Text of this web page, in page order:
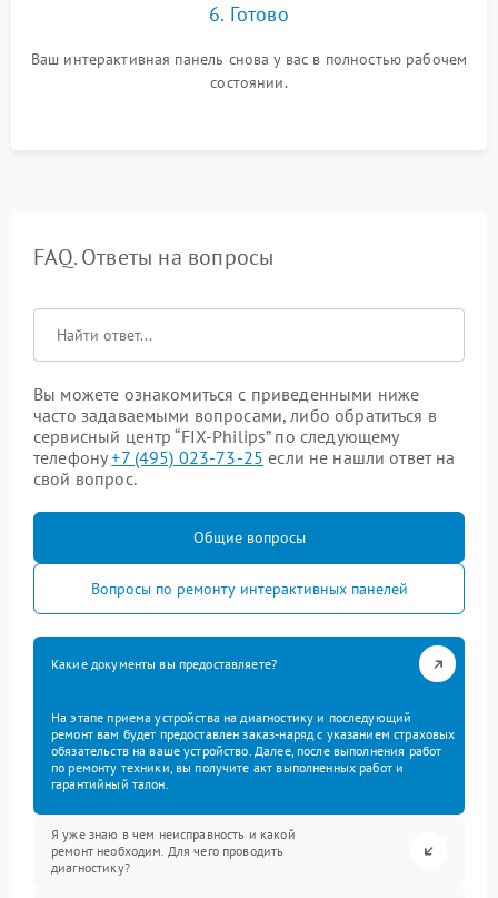
6. Готово
Ваш интерактивная панель снова у вас в полностью рабочем
состоянии.
FAQ. Ответы на вопросы
Вы можете ознакомиться с приведенными ниже
часто задаваемыми вопросами, либо обратиться в
сервисный центр “FIX-Philips” по следующему
телефону+7 (495) 023-73-25 если не нашли ответ на
свой вопрос.
Общие вопросы
Вопросы по ремонту интерактивных панелей
Какие документы вы предоставляете?
На этапе приема устройства на диагностику и последующий
ремонт вам будет предоставлен заказ-наряд с указанием страховых
обязательств на ваше устройство. Далее, после выполнения работ
по ремонту техники, вы получите акт выполненных работ и
гарантийный талон.
Я уже знаю в чем неисправность и какой
ремонт необходим. Для чего проводить
диагностику?